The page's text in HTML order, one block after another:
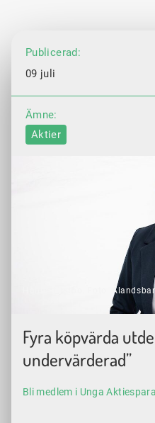
Publicerad:
09 juli
Ämne:
Aktier
Hanna Lindbo. Foto:
Fyra köpvärda
undervärderad”
Bli medlem i Unga